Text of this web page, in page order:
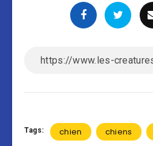
Tags: chien chiens